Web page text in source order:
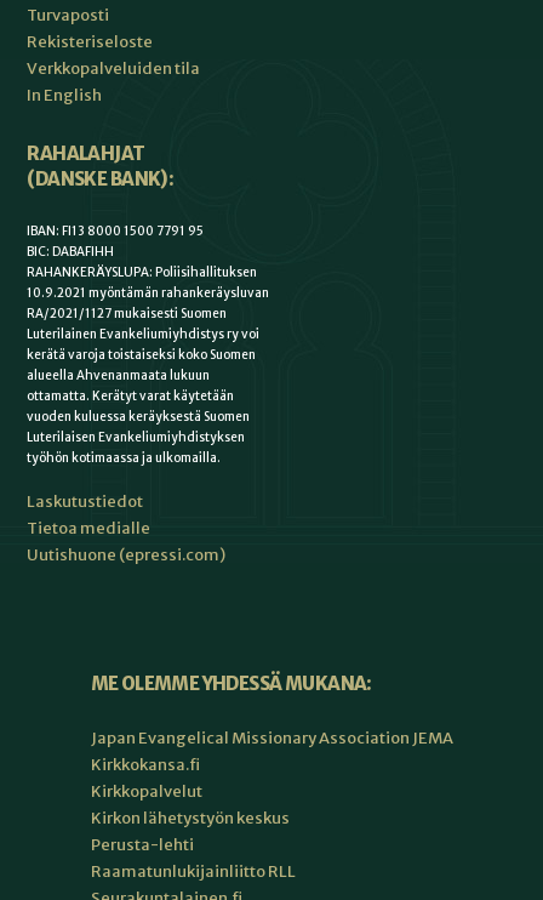
Turvaposti
Rekisteriseloste
Verkkopalveluiden tila
In English
RAHALAHJAT
(DANSKE BANK):
IBAN: FI13 8000 1500 7791 95
BIC: DABAFIHH
RAHANKERÄYSLUPA: Poliisihallituksen
10.9.2021 myöntämän rahankeräysluvan
RA/2021/1127 mukaisesti Suomen
Luterilainen Evankeliumiyhdistys ry voi
kerätä varoja toistaiseksi koko Suomen
alueella Ahvenanmaata lukuun
ottamatta. Kerätyt varat käytetään
vuoden kuluessa keräyksestä Suomen
Luterilaisen Evankeliumiyhdistyksen
työhön kotimaassa ja ulkomailla.
Laskutustiedot
Tietoa medialle
Uutishuone (epressi.com)
ME OLEMME YHDESSÄ MUKANA:
Japan Evangelical Missionary Association JEMA
Kirkkokansa.fi
Kirkkopalvelut
Kirkon lähetystyön keskus
Perusta-lehti
Raamatunlukijainliitto RLL